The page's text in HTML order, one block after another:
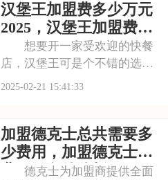
具有无限潜力的餐饮市场，一
个能够与你共同成长、共创辉
煌的品牌。本文将为
汉堡王加盟费多少万元
2025，汉堡王加盟费是
多少怎么加盟
想要开一家受欢迎的快餐
店，汉堡王可是个不错的选
择！汉堡王作为知名的快餐品
汉堡王，你就能拥有这个响当
当的品牌支持，还有他们成熟
的经营模式和丰富的产
2025-02-21 15:41:33
加盟德克士总共需要多
少费用，加盟德克士的
费用及条件分析
德克士为加盟商提供全面